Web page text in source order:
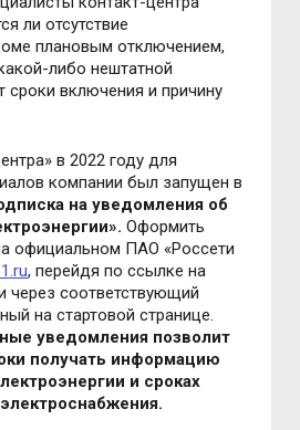
ли отсутствие
плановым отключением,
либо нештатной
сроки включения и причину
в 2022 году для
компании был запущен в
на уведомления об
Оформить
официальном ПАО «Россети
, перейдя по ссылке на
через соответствующий
на стартовой странице.
уведомления позволит
получать информацию
и сроках